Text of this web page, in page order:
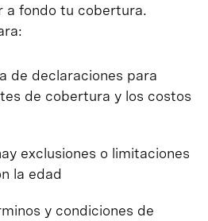
a fondo tu cobertura.
de declaraciones para
de cobertura y los costos
exclusiones o limitaciones
la edad
y condiciones de